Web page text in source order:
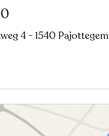
4 - 1540 Pajottegem